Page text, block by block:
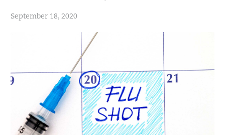
September 18, 2020